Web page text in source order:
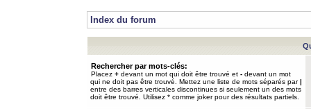
Index du forum
Rechercher par mots-clés:
Placez + devant un mot qui doit être trouvé et - devant un mot
qui ne doit pas être trouvé. Mettez une liste de mots séparés par|
entre des barres verticales discontinues si seulement un des mots
doit être trouvé. Utilisez * comme joker pour des résultats partiels.